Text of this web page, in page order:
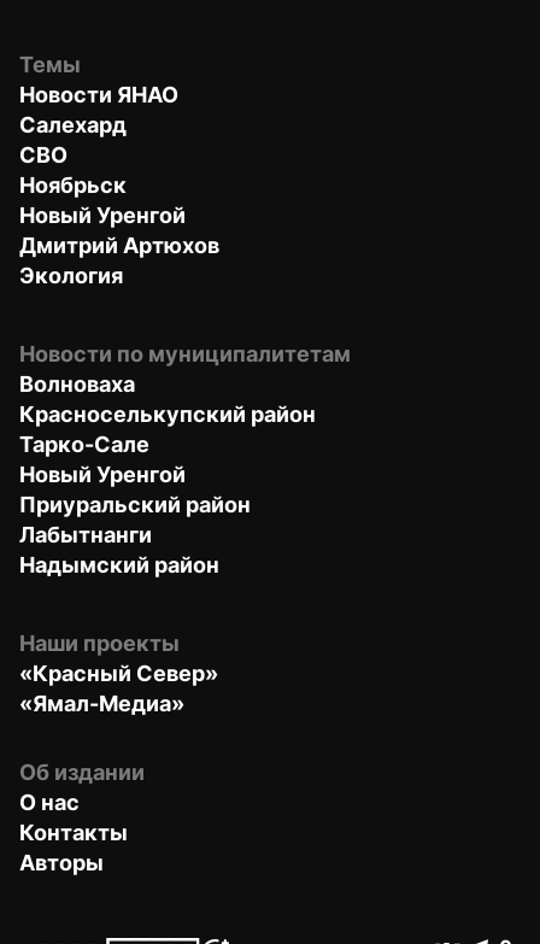
Темы
Новости ЯНАО
Салехард
СВО
Ноябрьск
Новый Уренгой
Дмитрий Артюхов
Экология
Новости по муниципалитетам
Волноваха
Красноселькупский район
Тарко-Сале
Новый Уренгой
Приуральский район
Лабытнанги
Надымский район
Наши проекты
«Красный Север»
«Ямал-Медиа»
Об издании
О нас
Контакты
Авторы